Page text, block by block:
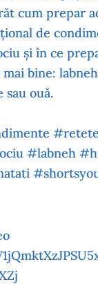
cum prepar
de
și în ce
bine:
sau ouă.
#labneh